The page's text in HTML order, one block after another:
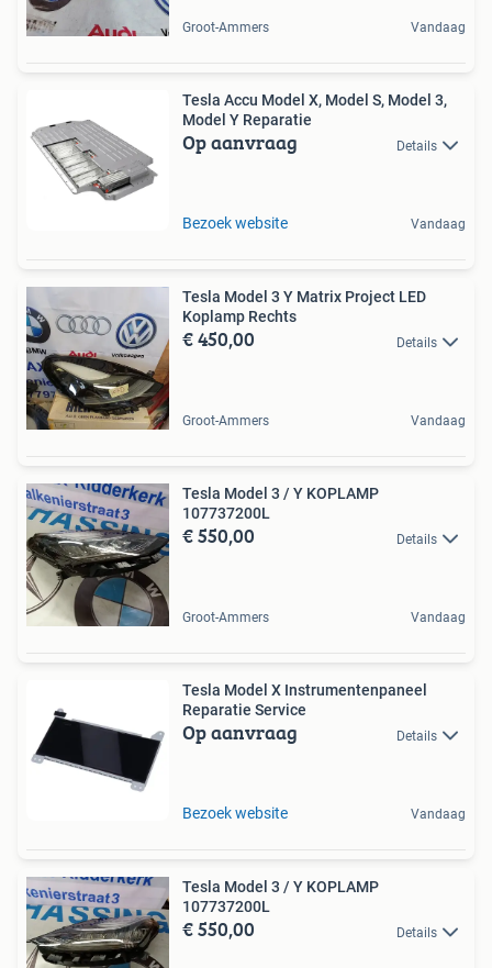
Groot-Ammers Vandaag
Tesla Accu Model X, Model S, Model 3,
Model Y Reparatie
Op aanvraag Details
Bezoek website Vandaag
Tesla Model 3 Y Matrix Project LED
Koplamp Rechts
€ 450,00 Details
Groot-Ammers Vandaag
Tesla Model 3 / Y KOPLAMP
107737200L
€ 550,00 Details
Groot-Ammers Vandaag
Tesla Model X Instrumentenpaneel
Reparatie Service
Op aanvraag Details
Bezoek website Vandaag
Tesla Model 3 / Y KOPLAMP
107737200L
€ 550,00 Details